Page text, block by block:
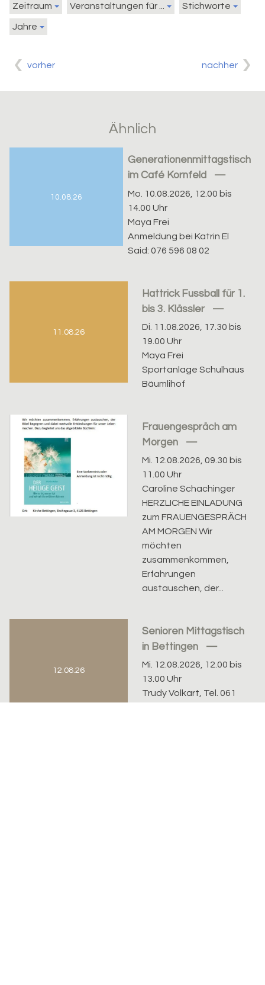
Zeitraum Veranstaltungen für ... Stichworte
Jahre
vorher nachher
Ähnlich
10.08.26
Generationenmittagstisch
im Café Kornfeld
Mo. 10.08.2026, 12.00 bis
14.00 Uhr
Maya Frei
Anmeldung bei Katrin El
Said: 076 596 08 02
11.08.26
Hattrick Fussball für 1.
bis 3. Klässler
Di. 11.08.2026, 17.30 bis
19.00 Uhr
Maya Frei
Sportanlage Schulhaus
Bäumlihof
Frauengespräch am
Morgen
Mi. 12.08.2026, 09.30 bis
11.00 Uhr
Caroline Schachinger
HERZLICHE EINLADUNG
zum FRAUENGESPRÄCH
AM MORGEN Wir
möchten
zusammenkommen,
Erfahrungen
austauschen, der...
12.08.26
Senioren Mittagstisch
in Bettingen
Mi. 12.08.2026, 12.00 bis
13.00 Uhr
Trudy Volkart, Tel. 061